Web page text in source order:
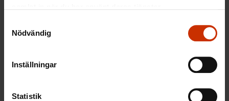
Nödvändig
Inställningar
Statistik
MER FRÅN RELATERADE ÄMNEN: